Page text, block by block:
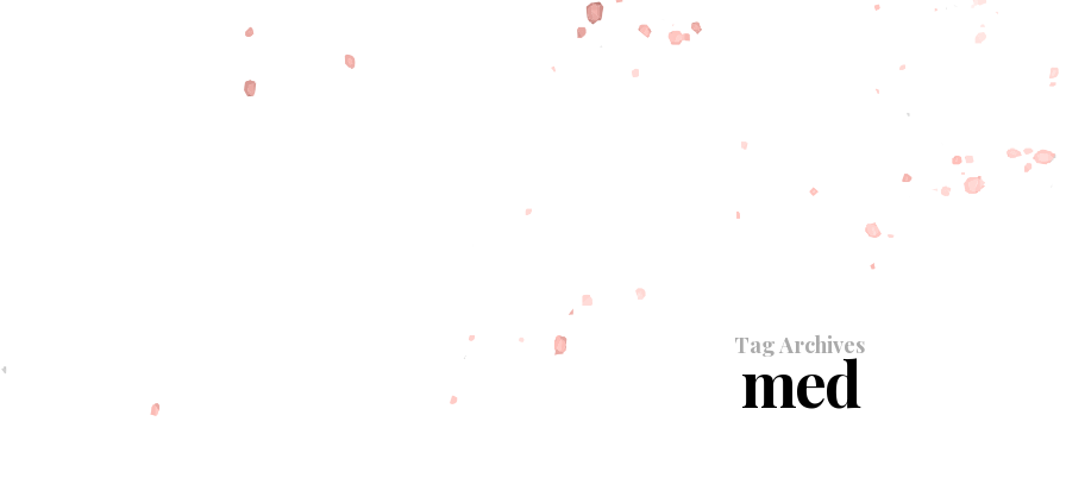
Tag Archives
med